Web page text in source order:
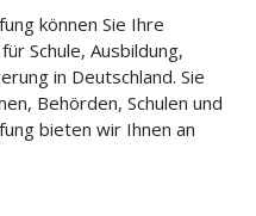
können Sie Ihre
Schule, Ausbildung,
in Deutschland. Sie
Behörden, Schulen und
bieten wir Ihnen an